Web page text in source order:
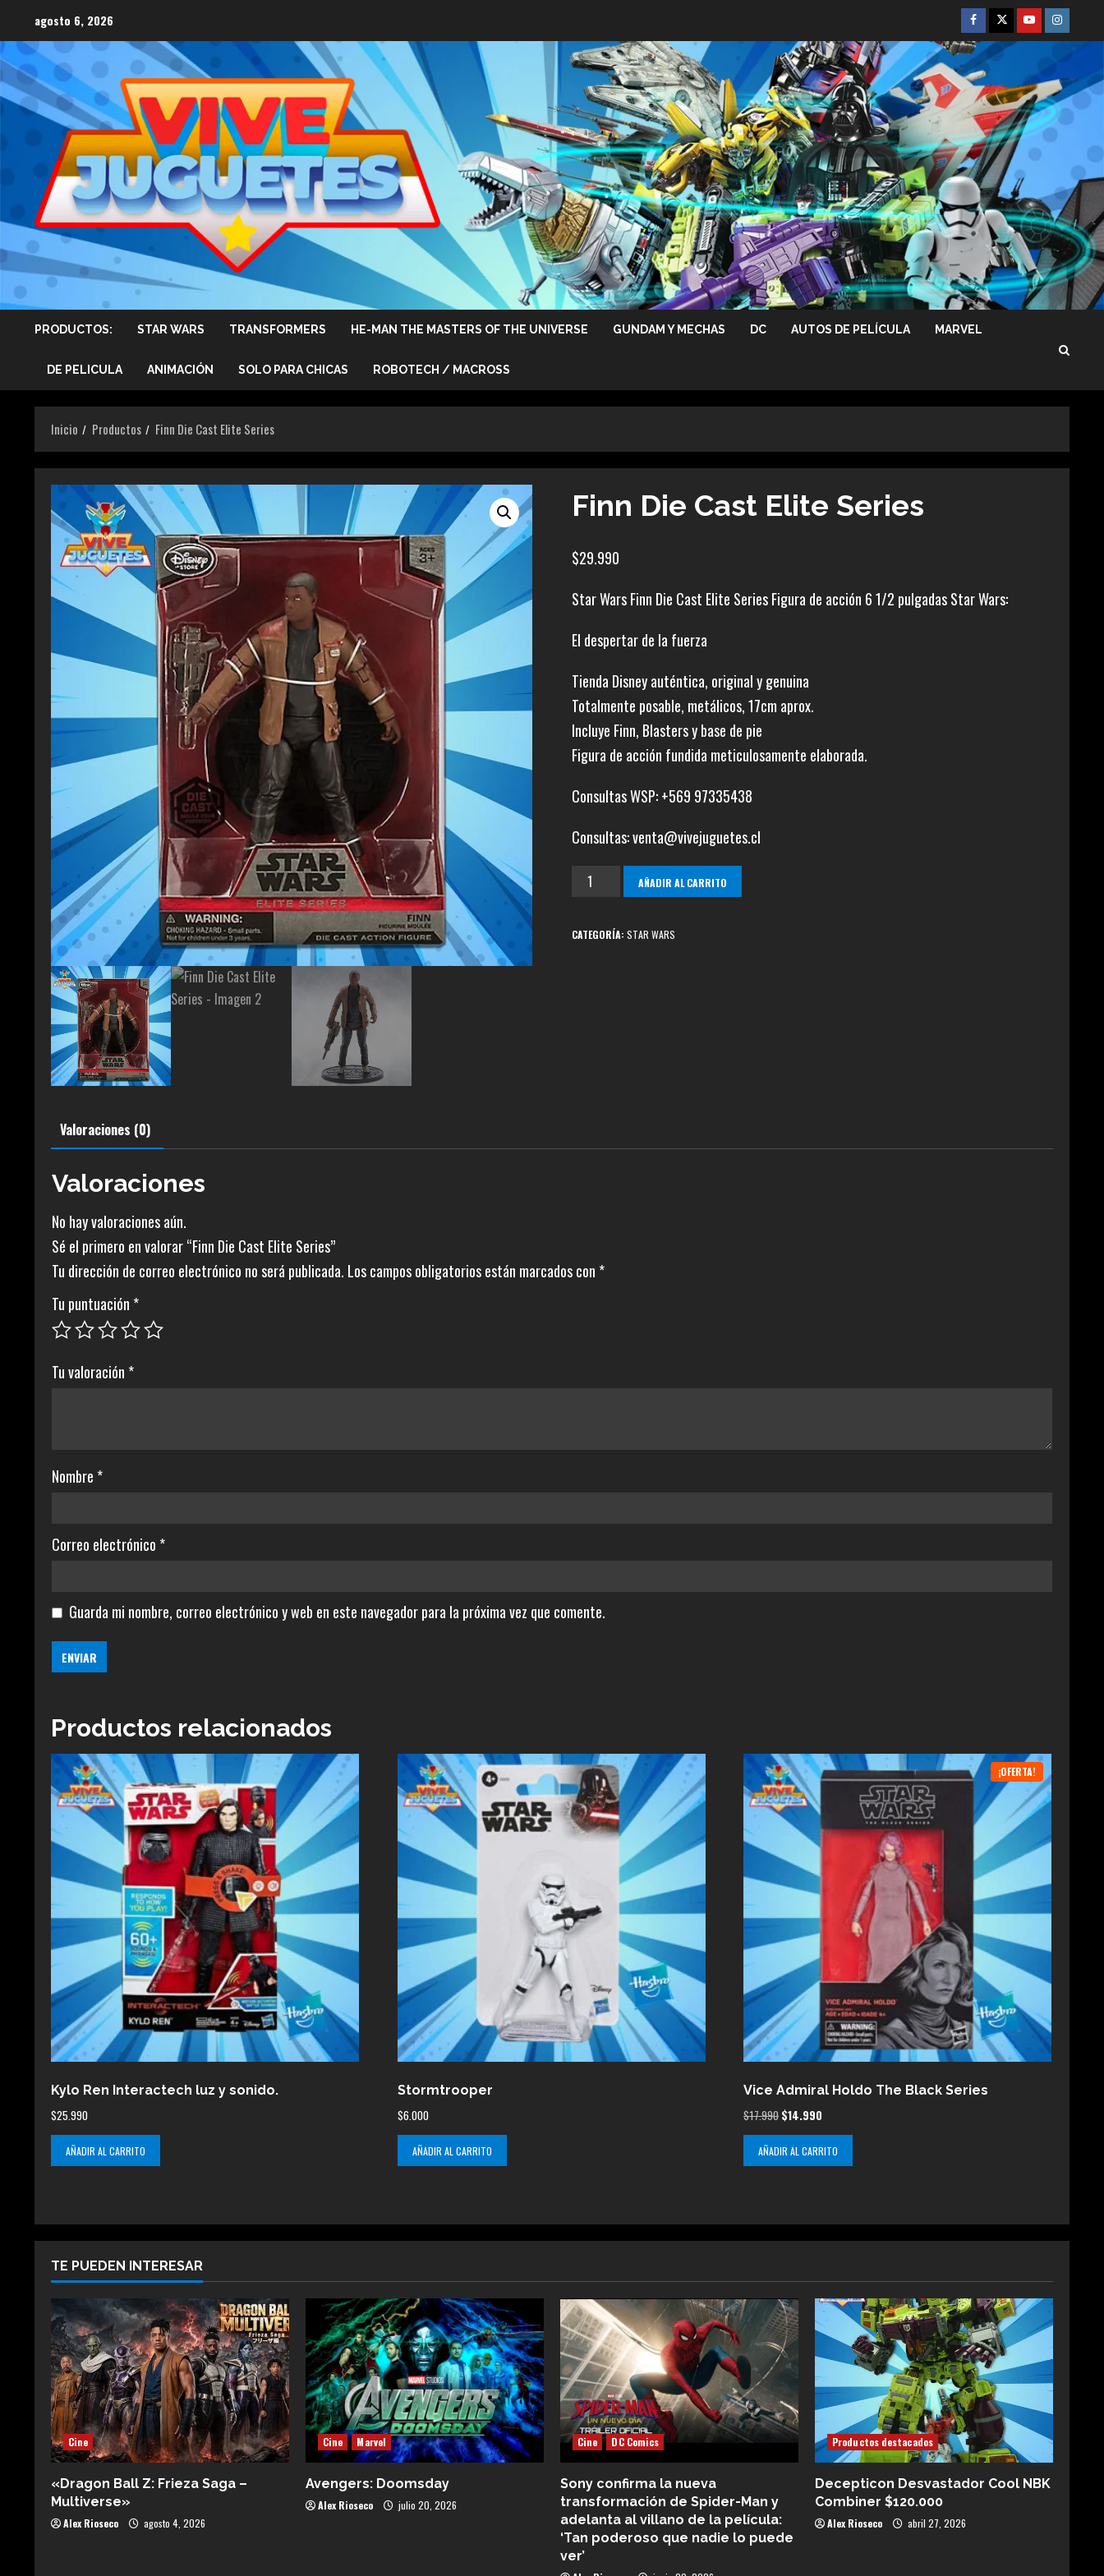
contenido
agosto 6, 2026 Facebook
TwitterYoutube
PRODUCTOS: STAR WARS TRANSFORMERS HE-MAN THE MASTERS OF THE UNIVERSE GUNDAM Y MECHAS DC AUTOS DE PELÍCULA MARVEL
DE PELICULA ANIMACIÓN SOLO PARA CHICAS ROBOTECH / MACROSS
Inicio Productos Finn Die Cast Elite Series
Finn Die Cast Elite Series
$29.990
Star Wars Finn Die Cast Elite Series Figura de acción 6 1/2 pulgadas Star Wars:
El despertar de la fuerza
Tienda Disney auténtica, original y genuina
Totalmente posable, metálicos, 17cm aprox.
Incluye Finn, Blasters y base de pie
Figura de acción fundida meticulosamente elaborada.
Consultas WSP: +569 97335438
Consultas: venta@vivejuguetes.cl
Finn
Cast
AÑADIR AL CARRITO
CATEGORÍA:STAR WARS
Valoraciones (0)
Valoraciones
No hay valoraciones aún.
Sé el primero en valorar “Finn Die Cast Elite Series”
Tu dirección de correo electrónico no será publicada. Los campos obligatorios están marcados con *
Tu puntuación *
Tu valoración *
Nombre *
Correo electrónico *
Guarda mi nombre, correo electrónico y web en este navegador para la próxima vez que comente.
Productos relacionados
Kylo Ren Interactech luz y sonido.
$25.990
AÑADIR AL CARRITO
Stormtrooper
$6.000
AÑADIR AL CARRITO
¡OFERTA!
Vice Admiral Holdo The Black Series
$17.990 El
precio
original
era:
$14.990
precio
actual
es:
AÑADIR AL CARRITO
TE PUEDEN INTERESAR
Cine
«Dragon Ball Z: Frieza Saga –
Multiverse»
Alex Rioseco agosto 4, 2026
Cine Marvel
Avengers: Doomsday
Alex Rioseco julio 20, 2026
Cine DC Comics
Sony confirma la nueva
transformación de Spider-Man y
adelanta al villano de la película:
‘Tan poderoso que nadie lo puede
ver’
Productos destacados
Decepticon Desvastador Cool NBK
Combiner $120.000
Alex Rioseco abril 27, 2026